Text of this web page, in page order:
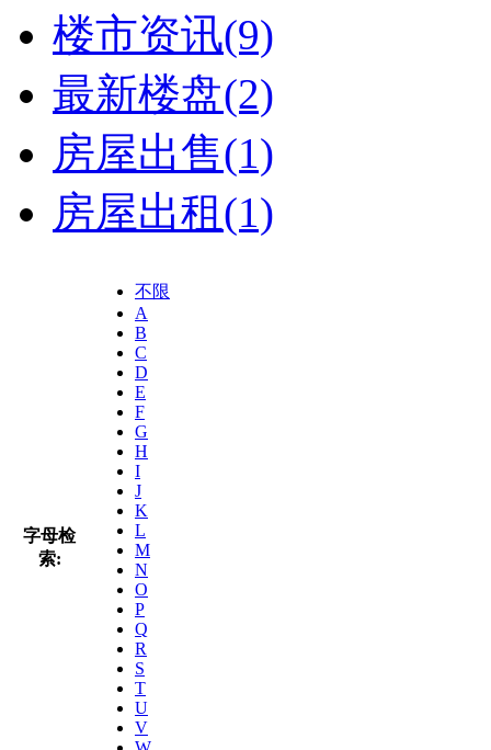
楼市资讯(9)
最新楼盘(2)
房屋出售(1)
房屋出租(1)
字母检
索:
不限
A
B
C
D
E
F
G
H
I
J
K
L
M
N
O
P
Q
R
S
T
U
V